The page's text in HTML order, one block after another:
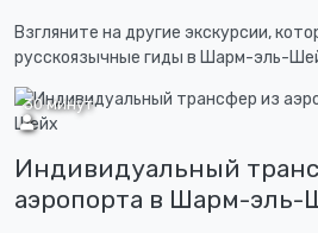
Взгляните на другие экскурсии,
русскоязычные гиды в Шарм-эль-
30 минут
Индивидуальный
аэропорта в Шарм-эль-